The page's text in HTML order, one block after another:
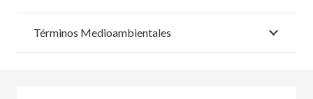
Términos Medioambientales